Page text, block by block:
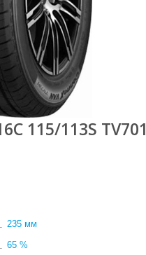
115/113S TV701
235 мм
65 %